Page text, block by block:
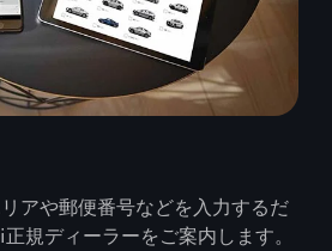
アや郵便番号などを入力するだ
規ディーラーをご案内します。